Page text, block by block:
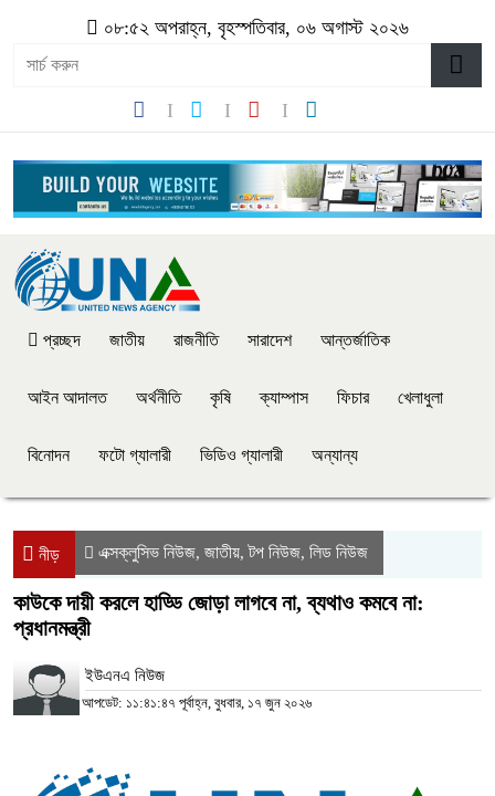
০৮:৫২ অপরাহ্ন, বৃহস্পতিবার, ০৬ অগাস্ট ২০২৬
প্রচ্ছদ জাতীয় রাজনীতি সারাদেশ আন্তর্জাতিক
আইন আদালত অর্থনীতি কৃষি ক্যাম্পাস ফিচার খেলাধুলা
বিনোদন ফটো গ্যালারী ভিডিও গ্যালারী অন্যান্য
নীড় এক্সক্লুসিভ নিউজ, জাতীয়,টপ নিউজ, লিড নিউজ
কাউকে দায়ী করলে হাড্ডি জোড়া লাগবে না, ব্যথাও কমবে না:
প্রধানমন্ত্রী
ইউএনএ নিউজ
আপডেট: ১১:৪১:৪৭ পূর্বাহ্ন, বুধবার, ১৭ জুন ২০২৬